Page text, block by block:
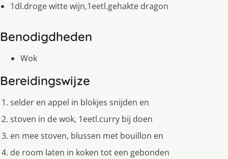
1dl.droge witte wijn,1eetl.gehakte dragon
Benodigdheden
Wok
Bereidingswijze
selder en appel in blokjes snijden en
stoven in de wok, 1eetl.curry bij doen
en mee stoven, blussen met bouillon en
de room laten in koken tot een gebonden